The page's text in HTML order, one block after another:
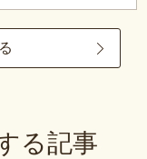
る記事